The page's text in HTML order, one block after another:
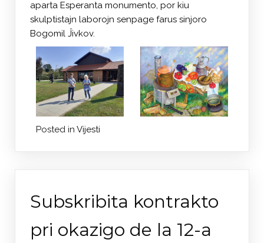
aparta Esperanta monumento, por kiu
skulptistajn laborojn senpage farus sinjoro
Bogomil Ĵivkov.
Posted in Vijesti
Subskribita kontrakto
pri okazigo de la 12-a